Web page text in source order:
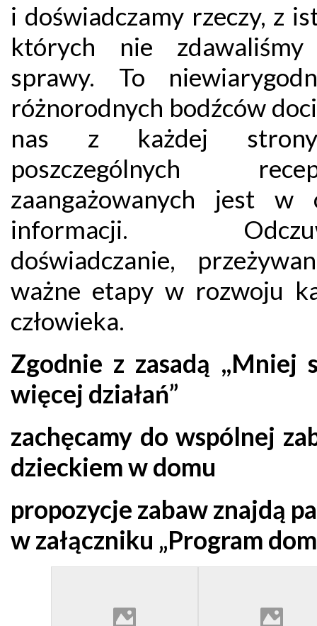
i doświadczamy rzeczy, z
których nie zdawaliśmy
sprawy. To
różnorodnych bodźców
nas z każdej
poszczególnych
zaangażowanych jest w
informacji.
doświadczanie,
ważne etapy w rozwoju
człowieka.
Zgodnie z zasadą ,,Mniej
więcej działań”
zachęcamy do wspólnej
dzieckiem w domu
propozycje zabaw znajdą
w załączniku „Program